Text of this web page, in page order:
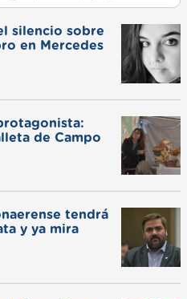
silencio sobre
en Mercedes
de Campo
tendrá
y ya mira